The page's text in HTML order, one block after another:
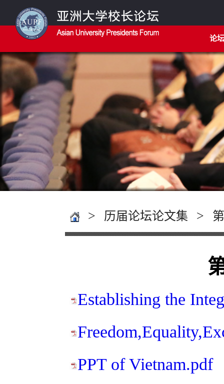
论
> 历届论坛论文集 >
Establishing the
PPT of Vietnam.pdf